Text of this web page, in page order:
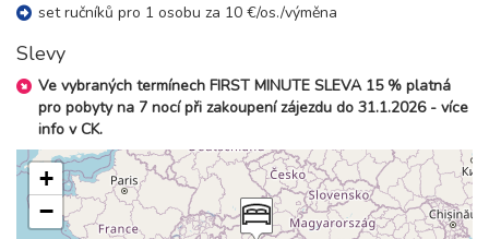
set ručníků pro 1 osobu za 10 €/os./výměna
Slevy
Ve vybraných termínech FIRST MINUTE SLEVA 15 % platná
pro pobyty na 7 nocí při zakoupení zájezdu do 31.1.2026 - více
info v CK.
+
−